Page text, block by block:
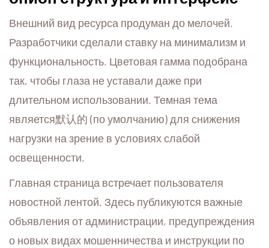
Внешний вид ресурса продуман до мелочей.
Разработчики сделали ставку на минимализм и
функциональность. Цветовая гамма подобрана
так, чтобы глаза не уставали даже при
длительном использовании. Темная тема
является默认的 (по умолчанию) для снижения
нагрузки на зрение в условиях слабой
освещенности.
Главная страница встречает пользователя
новостной лентой. Здесь публикуются важные
объявления от администрации, предупреждения
о новых видах мошенничества и инструкции по